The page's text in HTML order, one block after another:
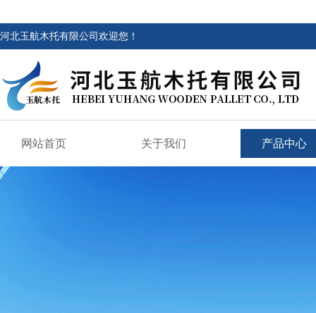
河北玉航木托有限公司欢迎您！
网站首页 关于我们 产品中心